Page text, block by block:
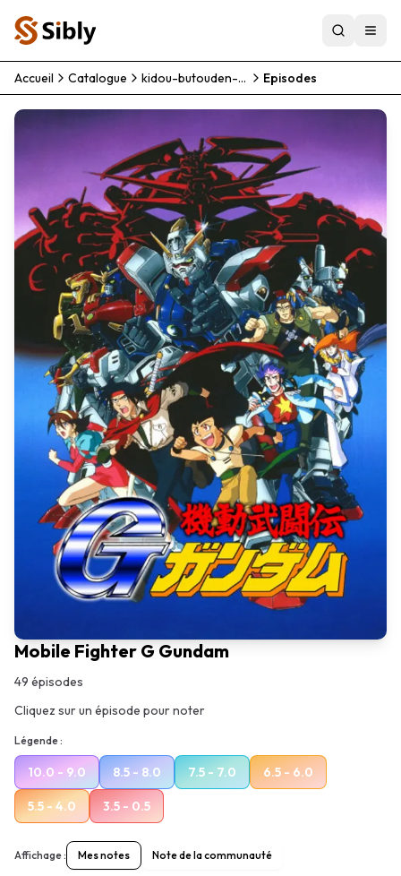
Accueil Catalogue kidou-butouden-g-gundam Episodes
Mobile Fighter G Gundam
49 épisodes
Cliquez sur un épisode pour noter
Légende :
10.0 - 9.0 8.5 - 8.0 7.5 - 7.0 6.5 - 6.0
5.5 - 4.0 3.5 - 0.5
Affichage : Mes notes Note de la communauté